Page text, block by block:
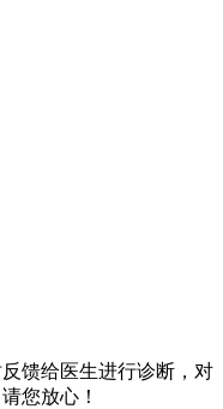
馈给医生进行诊断，对
您放心！